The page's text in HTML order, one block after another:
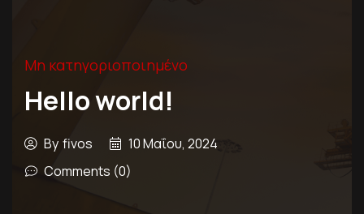
Μη κατηγοριοποιημένο
Hello world!
By fivos
10 Μαΐου, 2024
Comments (0)